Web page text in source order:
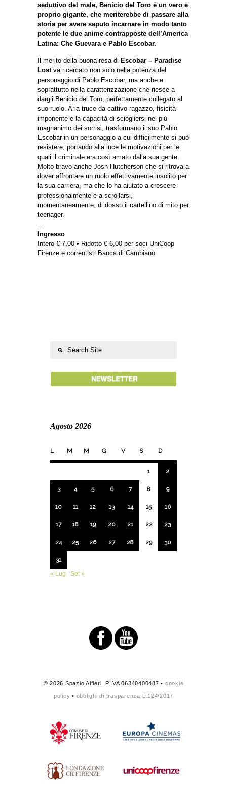
seduttivo del male, Benicio del Toro è un vero e
proprio gigante, che meriterebbe di passare alla
storia per avere saputo incarnare in modo tanto
potente le due anime contrapposte dell’America
Latina: Che Guevara e Pablo Escobar.
Il merito della buona resa di Escobar – Paradise
Lostva ricercato non solo nella potenza del
personaggio di Pablo Escobar, ma anche e
soprattutto nella caratterizzazione che riesce a
dargli Benicio del Toro, perfettamente collegato al
suo ruolo. Aria truce da cattivo ragazzo, fisicità
imponente e la capacità di sciogliersi nel più
magnanimo dei sorrisi, trasformano il suo Pablo
Escobar in un personaggio a cui difficilmente si può
resistere, portando alla luce le motivazioni per le
quali il criminale era così amato dalla sua gente.
Molto bravo anche Josh Hutcherson che si ritrova a
dover affrontare un ruolo effettivamente insolito per
la sua carriera, ma che lo ha aiutato a crescere
professionalmente e a scrollarsi,
momentaneamente, di dosso il cartellino di mito per
teenager.
Ingresso
Intero € 7,00 • Ridotto € 6,00 per soci UniCoop
Firenze e correntisti Banca di Cambiano
Agosto 2026
L M M G V S D
1 2
3 4 5 6 7 8 9
10 11 12 13 14 15 16
17 18 19 20 21 22 23
24 25 26 27 28 29 30
31
« Lug
Set »
© 2026 Spazio Alfieri. P.IVA 06340400487 • cookie
policy • obblighi di trasparenza L.124/2017